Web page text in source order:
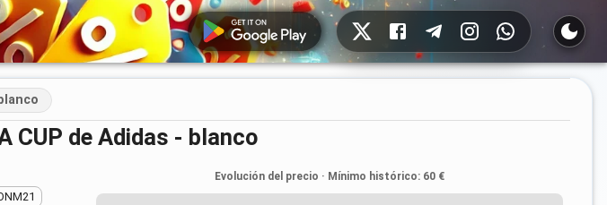
Redes sociales
CUP de Adidas - blanco
Evolución del precio · Mínimo histórico: 60 €